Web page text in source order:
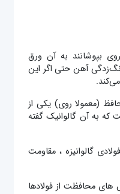
بپوشانند به آن ورق
زنگ‌زدگی آهن حتی اگر این
(معمولا روی) یکی از
به آن گالوانیک گفته
گالوانیزه ، مقاومت
های محافظت از فولادها